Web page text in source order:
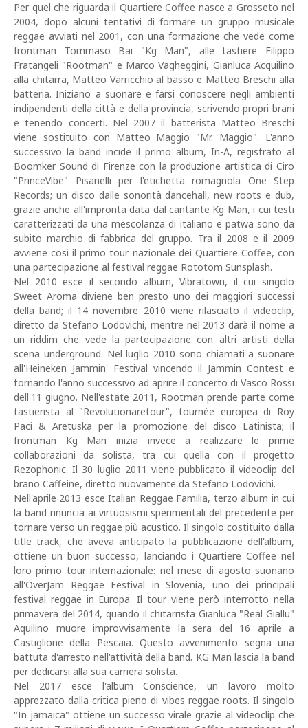
Per quel che riguarda il Quartiere Coffee nasce a Grosseto nel
2004, dopo alcuni tentativi di formare un gruppo musicale
reggae avviati nel 2001, con una formazione che vede come
frontman Tommaso Bai "Kg Man", alle tastiere Filippo
Fratangeli "Rootman" e Marco Vagheggini, Gianluca Acquilino
alla chitarra, Matteo Varricchio al basso e Matteo Breschi alla
batteria. Iniziano a suonare e farsi conoscere negli ambienti
indipendenti della città e della provincia, scrivendo propri brani
e tenendo concerti. Nel 2007 il batterista Matteo Breschi
viene sostituito con Matteo Maggio "Mr. Maggio". L'anno
successivo la band incide il primo album, In-A, registrato al
Boomker Sound di Firenze con la produzione artistica di Ciro
"PrinceVibe" Pisanelli per l'etichetta romagnola One Step
Records; un disco dalle sonorità dancehall, new roots e dub,
grazie anche all'impronta data dal cantante Kg Man, i cui testi
caratterizzati da una mescolanza di italiano e patwa sono da
subito marchio di fabbrica del gruppo. Tra il 2008 e il 2009
avviene così il primo tour nazionale dei Quartiere Coffee, con
una partecipazione al festival reggae Rototom Sunsplash.
Nel 2010 esce il secondo album, Vibratown, il cui singolo
Sweet Aroma diviene ben presto uno dei maggiori successi
della band; il 14 novembre 2010 viene rilasciato il videoclip,
diretto da Stefano Lodovichi, mentre nel 2013 darà il nome a
un riddim che vede la partecipazione con altri artisti della
scena underground. Nel luglio 2010 sono chiamati a suonare
all'Heineken Jammin' Festival vincendo il Jammin Contest e
tornando l'anno successivo ad aprire il concerto di Vasco Rossi
dell'11 giugno. Nell'estate 2011, Rootman prende parte come
tastierista al "Revolutionaretour", tournée europea di Roy
Paci & Aretuska per la promozione del disco Latinista; il
frontman Kg Man inizia invece a realizzare le prime
collaborazioni da solista, tra cui quella con il progetto
Rezophonic. Il 30 luglio 2011 viene pubblicato il videoclip del
brano Caffeine, diretto nuovamente da Stefano Lodovichi.
Nell'aprile 2013 esce Italian Reggae Familia, terzo album in cui
la band rinuncia ai virtuosismi sperimentali del precedente per
tornare verso un reggae più acustico. Il singolo costituito dalla
title track, che aveva anticipato la pubblicazione dell'album,
ottiene un buon successo, lanciando i Quartiere Coffee nel
loro primo tour internazionale: nel mese di agosto suonano
all'OverJam Reggae Festival in Slovenia, uno dei principali
festival reggae in Europa. Il tour viene però interrotto nella
primavera del 2014, quando il chitarrista Gianluca "Real Giallu"
Aquilino muore improvvisamente la sera del 16 aprile a
Castiglione della Pescaia. Questo avvenimento segna una
battuta d'arresto nell'attività della band. KG Man lascia la band
per dedicarsi alla sua carriera solista.
Nel 2017 esce l'album Conscience, un lavoro molto
apprezzato dalla critica pieno di vibes reggae roots. Il singolo
"In jamaica" ottiene un successo virale grazie al videoclip che